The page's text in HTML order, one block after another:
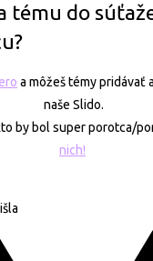
tému do
a môžeš témy pridávať
naše Slido.
by bol super porotca/
nich!